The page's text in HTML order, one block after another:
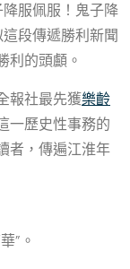
降服佩服！鬼子降
段傳遞勝利新聞
利的頭顱。
報社最先獲樂齡
一歷史性事務的
者，傳遍江淮年
”。